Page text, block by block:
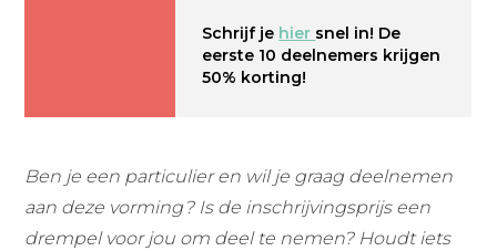
Schrijf je hier snel in! De
eerste 10 deelnemers krijgen
50% korting!
Ben je een particulier en wil je graag deelnemen
aan deze vorming? Is de inschrijvingsprijs een
drempel voor jou om deel te nemen? Houdt iets